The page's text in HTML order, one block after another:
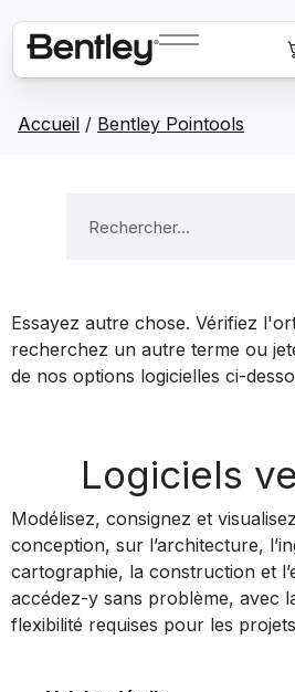
Accueil / Bentley Pointools
Essayez autre chose. Vérifiez
recherchez un autre terme ou
de nos options logicielles ci-
Logiciels
MicroStation
MicroStation
Modélisez, consignez et
conception, sur l’architecture,
cartographie, la construction et
accédez-y sans problème, avec
flexibilité requises pour les